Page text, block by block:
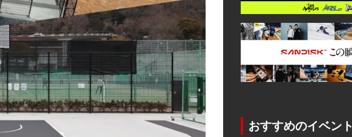
おすすめのイベント